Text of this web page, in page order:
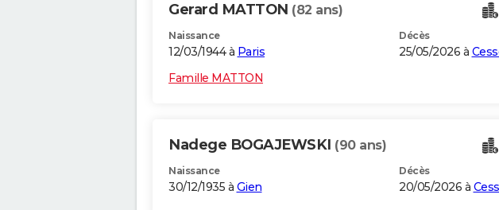
Gerard MATTON (82 ans)
Naissance
12/03/1944 à Paris
Décès
25/05/2026 à
Famille MATTON
Nadege BOGAJEWSKI (90 ans)
Naissance
30/12/1935 à Gien
Décès
20/05/2026 à